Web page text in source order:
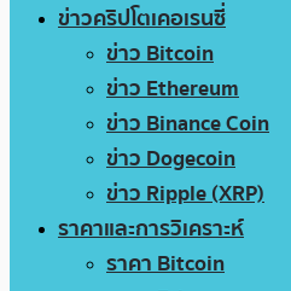
ข่าวคริปโตเคอเรนซี่
ข่าว Bitcoin
ข่าว Ethereum
ข่าว Binance Coin
ข่าว Dogecoin
ข่าว Ripple (XRP)
ราคาและการวิเคราะห์
ราคา Bitcoin